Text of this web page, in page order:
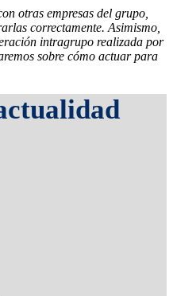
otras empresas del grupo,
correctamente. Asimismo,
intragrupo realizada por
sobre cómo actuar para